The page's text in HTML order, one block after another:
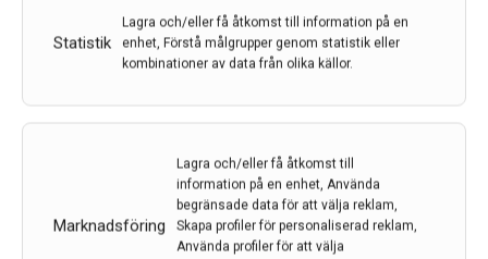
Statistik
Lagra och/eller få åtkomst till information på en
enhet, Förstå målgrupper genom statistik eller
kombinationer av data från olika källor.
Marknadsföring
Lagra och/eller få åtkomst till
information på en enhet, Använda
begränsade data för att välja reklam,
Skapa profiler för personaliserad reklam,
Använda profiler för att välja
Hallonlika kärlförändringar i hjärnan är vanliga vid
vaskulär demens – som uppstår när kärlsjukdom
7 feb 2024